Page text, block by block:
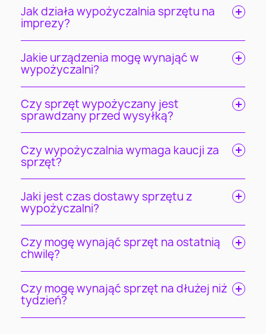
Jak działa wypożyczalnia sprzętu na
imprezy?
Jakie urządzenia mogę wynająć w
wypożyczalni?
Czy sprzęt wypożyczany jest
sprawdzany przed wysyłką?
Czy wypożyczalnia wymaga kaucji za
sprzęt?
Jaki jest czas dostawy sprzętu z
wypożyczalni?
Czy mogę wynająć sprzęt na ostatnią
chwilę?
Czy mogę wynająć sprzęt na dłużej niż
tydzień?